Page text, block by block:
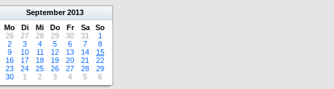
September 2013
Mo
Di Mi Do Fr Sa
So
26
27 28 29 30 31
1
2
3 4 5 6 7
8
9
10 11 12 13 14
15
16
17 18 19 20 21
22
23
24 25 26 27 28
29
30
1 2 3 4 5 6